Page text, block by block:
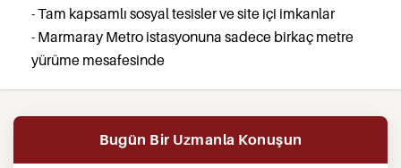
- Tam kapsamlı sosyal tesisler ve site içi imkanlar
- Marmaray Metro istasyonuna sadece birkaç metre
yürüme mesafesinde
Bugün Bir Uzmanla Konuşun